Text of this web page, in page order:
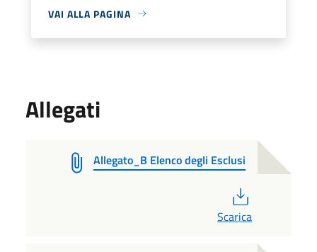
VAI ALLA PAGINA
Allegati
Allegato_B Elenco degli Esclusi
Scarica